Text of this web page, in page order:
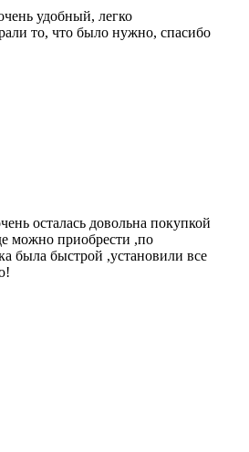
удобный, легко
то, что было нужно, спасибо
осталась довольна покупкой
можно приобрести ,по
была быстрой ,установили все